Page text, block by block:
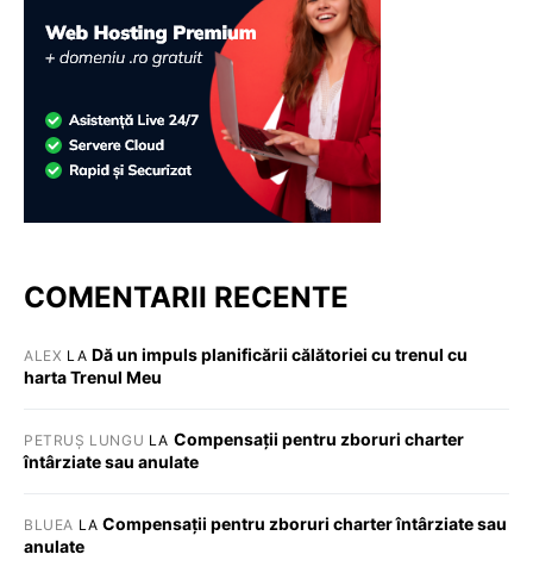
COMENTARII RECENTE
ALEX LA Dă un impuls planificării călătoriei cu trenul cu
harta Trenul Meu
PETRUȘ LUNGU LA Compensații pentru zboruri charter
întârziate sau anulate
BLUEA LACompensații pentru zboruri charter întârziate sau
anulate